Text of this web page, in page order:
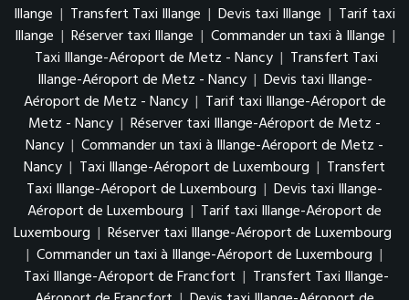
Illange | Transfert Taxi Illange | Devis taxi Illange | Tarif taxi
Illange | Réserver taxi Illange | Commander un taxi à Illange |
Taxi Illange-Aéroport de Metz - Nancy | Transfert Taxi
Illange-Aéroport de Metz - Nancy | Devis taxi Illange-
Aéroport de Metz - Nancy | Tarif taxi Illange-Aéroport de
Metz - Nancy | Réserver taxi Illange-Aéroport de Metz -
Nancy | Commander un taxi à Illange-Aéroport de Metz -
Nancy | Taxi Illange-Aéroport de Luxembourg | Transfert
Taxi Illange-Aéroport de Luxembourg | Devis taxi Illange-
Aéroport de Luxembourg | Tarif taxi Illange-Aéroport de
Luxembourg | Réserver taxi Illange-Aéroport de Luxembourg
| Commander un taxi à Illange-Aéroport de Luxembourg |
Taxi Illange-Aéroport de Francfort | Transfert Taxi Illange-